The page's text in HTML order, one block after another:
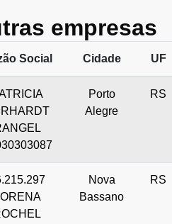
empresas
Social Cidade UF
Porto
Alegre
RS
Nova
Bassano
RS